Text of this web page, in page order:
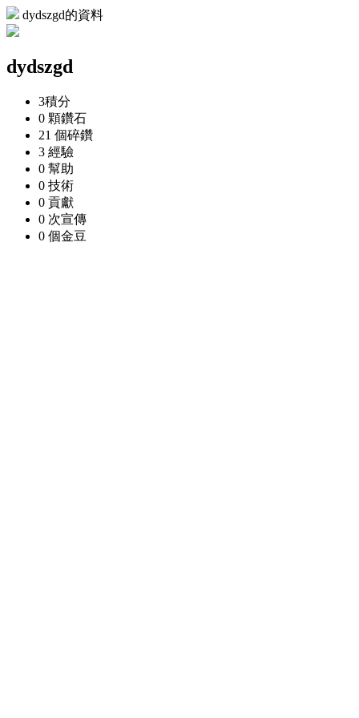
dydszgd的資料
dydszgd
3積分
0 顆鑽石
21 個碎鑽
3 經驗
0 幫助
0 技術
0 貢獻
0 次宣傳
0 個金豆